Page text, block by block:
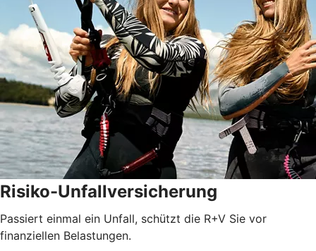
Risiko-Unfallversicherung
Passiert einmal ein Unfall, schützt die R+V Sie vor
finanziellen Belastungen.